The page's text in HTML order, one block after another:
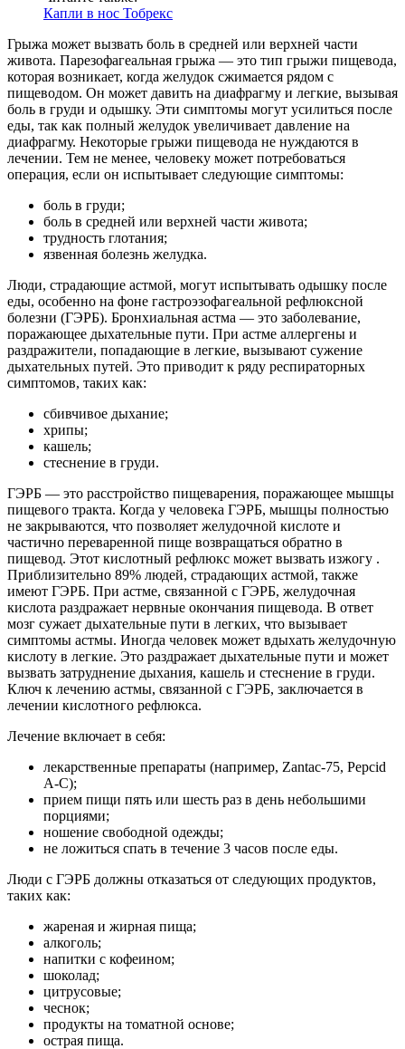
Капли в нос Тобрекс
Грыжа может вызвать боль в средней или верхней части
живота. Парезофагеальная грыжа — это тип грыжи пищевода,
которая возникает, когда желудок сжимается рядом с
пищеводом. Он может давить на диафрагму и легкие, вызывая
боль в груди и одышку. Эти симптомы могут усилиться после
еды, так как полный желудок увеличивает давление на
диафрагму. Некоторые грыжи пищевода не нуждаются в
лечении. Тем не менее, человеку может потребоваться
операция, если он испытывает следующие симптомы:
боль в груди;
боль в средней или верхней части живота;
трудность глотания;
язвенная болезнь желудка.
Люди, страдающие астмой, могут испытывать одышку после
еды, особенно на фоне гастроэзофагеальной рефлюксной
болезни (ГЭРБ). Бронхиальная астма — это заболевание,
поражающее дыхательные пути. При астме аллергены и
раздражители, попадающие в легкие, вызывают сужение
дыхательных путей. Это приводит к ряду респираторных
симптомов, таких как:
сбивчивое дыхание;
хрипы;
кашель;
стеснение в груди.
ГЭРБ — это расстройство пищеварения, поражающее мышцы
пищевого тракта. Когда у человека ГЭРБ, мышцы полностью
не закрываются, что позволяет желудочной кислоте и
частично переваренной пище возвращаться обратно в
пищевод. Этот кислотный рефлюкс может вызвать изжогу .
Приблизительно 89% людей, страдающих астмой, также
имеют ГЭРБ. При астме, связанной с ГЭРБ, желудочная
кислота раздражает нервные окончания пищевода. В ответ
мозг сужает дыхательные пути в легких, что вызывает
симптомы астмы. Иногда человек может вдыхать желудочную
кислоту в легкие. Это раздражает дыхательные пути и может
вызвать затруднение дыхания, кашель и стеснение в груди.
Ключ к лечению астмы, связанной с ГЭРБ, заключается в
лечении кислотного рефлюкса.
Лечение включает в себя:
лекарственные препараты (например, Zantac-75, Pepcid
A-C);
прием пищи пять или шесть раз в день небольшими
порциями;
ношение свободной одежды;
не ложиться спать в течение 3 часов после еды.
Люди с ГЭРБ должны отказаться от следующих продуктов,
таких как:
жареная и жирная пища;
алкоголь;
напитки с кофеином;
шоколад;
цитрусовые;
чеснок;
продукты на томатной основе;
острая пища.